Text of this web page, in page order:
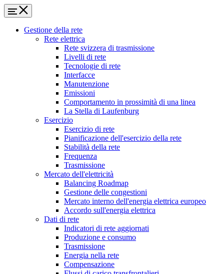
Gestione della rete
Rete elettrica
Rete svizzera di trasmissione
Livelli di rete
Tecnologie di rete
Interfacce
Manutenzione
Emissioni
Comportamento in prossimità di una linea
La Stella di Laufenburg
Esercizio
Esercizio di rete
Pianificazione dell'esercizio della rete
Stabilità della rete
Frequenza
Trasmissione
Mercato dell'elettricità
Balancing Roadmap
Gestione delle congestioni
Mercato interno dell'energia elettrica europeo
Accordo sull'energia elettrica
Dati di rete
Indicatori di rete aggiornati
Produzione e consumo
Trasmissione
Energia nella rete
Compensazione